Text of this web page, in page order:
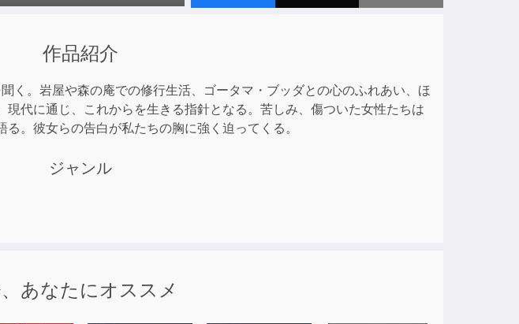
or
decrease
volume.
作品紹介
く。岩屋や森の庵での修行生活、ゴータマ・ブッダとの心のふれあい、ほ
代に通じ、これからを生きる指針となる。苦しみ、傷ついた女性たちは
。彼女らの告白が私たちの胸に強く迫ってくる。
ジャンル
あなたにオススメ